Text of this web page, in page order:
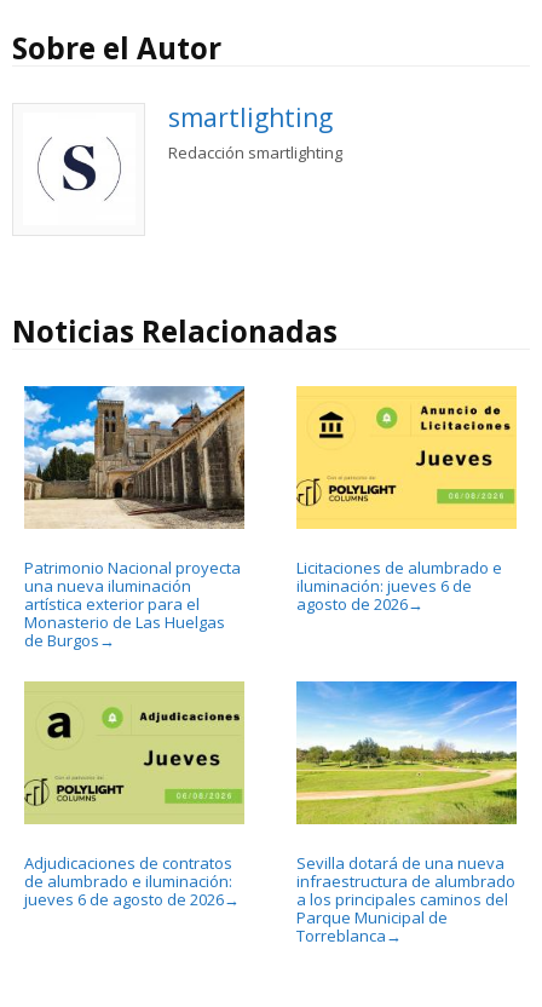
Sobre el Autor
smartlighting
Redacción smartlighting
Noticias Relacionadas
Patrimonio Nacional proyecta
una nueva iluminación
artística exterior para el
Monasterio de Las Huelgas
de Burgos →
Licitaciones de alumbrado e
iluminación: jueves 6 de
agosto de 2026→
Adjudicaciones de contratos
de alumbrado e iluminación:
jueves 6 de agosto de 2026→
Sevilla dotará de una nueva
infraestructura de alumbrado
a los principales caminos del
Parque Municipal de
Torreblanca →